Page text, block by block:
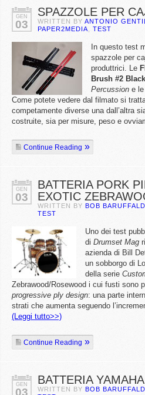
GEN
03
SPAZZOLE PER
WRITTEN BY ANTONIO
PAPER2MEDIA
TEST
In questo test
spazzole per
produttrici. Le
Brush #2
Percussion e le
Come potete vedere dal filmato si
competamente diverse una dall’altra
costruite, sia per misure, peso e
Continue Reading
GEN
03
BATTERIA PORK
EXOTIC
WRITTEN BY BOB
TEST
Uno dei test
di Drumset Mag
azienda di Bill
un sobborgo di
della serie
Zebrawood/Rosewood i cui fusti sono
progressive ply design: una parte
strati che aumenta seguendo
(Leggi tutto>>)
Continue Reading
GEN
03
BATTERIA
WRITTEN BY BOB